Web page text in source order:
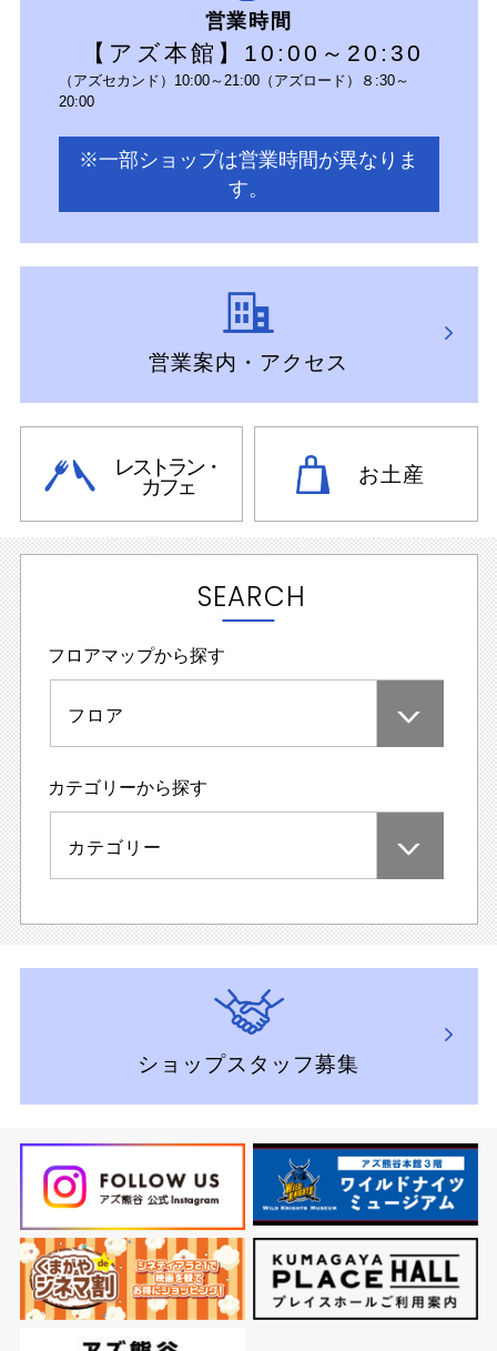
営業時間
【アズ本館】10:00～20:30
（アズセカンド）10:00～21:00（アズロード）８:30～
20:00
※一部ショップは営業時間が異なりま
す。
営業案内・アクセス
レストラン・
カフェ
お土産
SEARCH
フロアマップから探す
フロア
カテゴリーから探す
カテゴリー
ショップスタッフ募集